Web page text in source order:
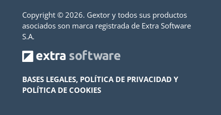
Copyright © 2026. Gextor y todos sus productos
asociados son marca registrada de Extra Software
S.A.
BASES LEGALES, POLÍTICA DE PRIVACIDAD Y
POLÍTICA DE COOKIES